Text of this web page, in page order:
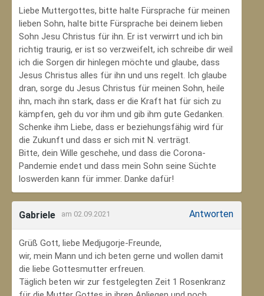
Liebe Muttergottes, bitte halte Fürsprache für meinen
lieben Sohn, halte bitte Fürsprache bei deinem lieben
Sohn Jesu Christus für ihn. Er ist verwirrt und ich bin
richtig traurig, er ist so verzweifelt, ich schreibe dir weil
ich die Sorgen dir hinlegen möchte und glaube, dass
Jesus Christus alles für ihn und uns regelt. Ich glaube
dran, sorge du Jesus Christus für meinen Sohn‚ heile
ihn, mach ihn stark, dass er die Kraft hat für sich zu
kämpfen, geh du vor ihm und gib ihm gute Gedanken.
Schenke ihm Liebe, dass er beziehungsfähig wird für
die Zukunft und dass er sich mit N. verträgt.
Bitte, dein Wille geschehe, und dass die Corona-
Pandemie endet und dass mein Sohn seine Süchte
loswerden kann für immer. Danke dafür!
Gabriele am 02.09.2021 Antworten
Grüß Gott, liebe Medjugorje-Freunde,
wir, mein Mann und ich beten gerne und wollen damit
die liebe Gottesmutter erfreuen.
Täglich beten wir zur festgelegten Zeit 1 Rosenkranz